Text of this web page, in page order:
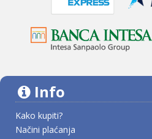
Info
Kako kupiti?
Načini plaćanja